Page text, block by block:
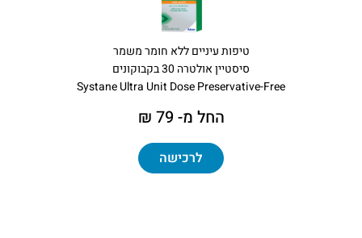
טיפות עיניים ללא חומר משמר
סיסטיין אולטרה 30 בקבוקונים
Systane Ultra Unit Dose Preservative-Free
החל מ- 79 ₪
לרכישה